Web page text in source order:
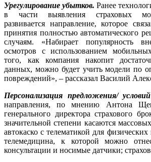
Урегулирование убытков. Ранее
в части выявления страховых
развивается направление, которое
принятия полностью автоматического
случаям. «Набирает популярность
осмотров с использованием
того, как компания накопит
данных, можно будет учить модели по
повреждений», – рассказал Василий
Персонализация предложения/
направления, по мнению Антона
генерального директора страхового
значительной степени касаются
автокаско с телематикой для
телемедицина, к которой можно
консультации и носимые датчики;